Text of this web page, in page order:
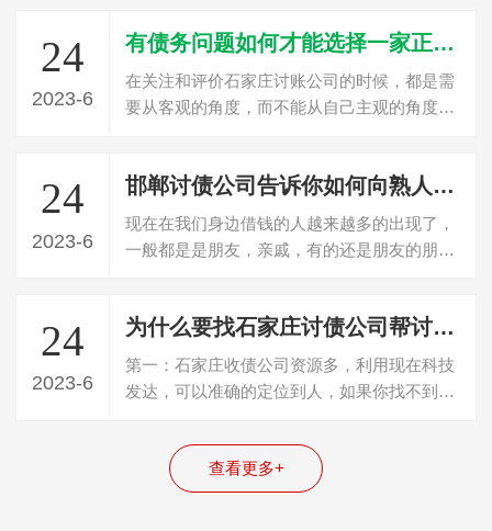
24
2023-6
有债务问题如何才能选择一家正规的石家庄讨债公司
在关注和评价石家庄讨账公司的时候，都是需
要从客观的角度，而不能从自己主观的角度分
24
2023-6
邯郸讨债公司告诉你如何向熟人朋友讨要欠款
现在在我们身边借钱的人越来越多的出现了，
一般都是是朋友，亲戚，有的还是朋友的朋友
24
2023-6
为什么要找石家庄讨债公司帮讨要欠款？讨债公司优势？
第一：石家庄收债公司资源多，利用现在科技
发达，可以准确的定位到人，如果你找不到人
查看更多+